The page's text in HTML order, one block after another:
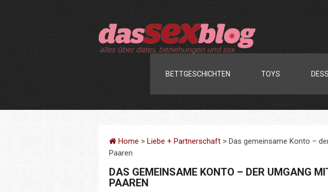
BETTGESCHICHTEN TOYS
Home >Liebe + Partnerschaft > Das gemeinsame Konto –
Paaren
DAS GEMEINSAME KONTO – DER UMGANG
PAAREN